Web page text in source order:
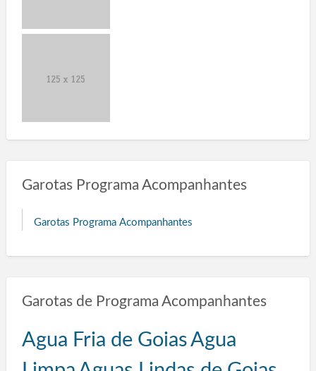
Garotas Programa Acompanhantes
Garotas Programa Acompanhantes
Garotas de Programa Acompanhantes
Agua Fria de GoiasAgua